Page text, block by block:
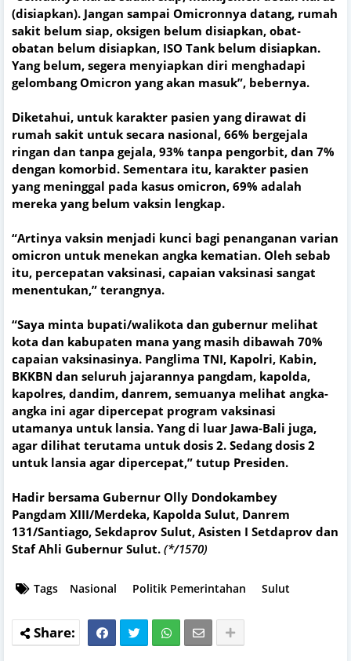
(disiapkan). Jangan sampai Omicronnya datang, rumah
sakit belum siap, oksigen belum disiapkan, obat-
obatan belum disiapkan, ISO Tank belum disiapkan.
Yang belum, segera menyiapkan diri menghadapi
gelombang Omicron yang akan masuk”, bebernya.
Diketahui, untuk karakter pasien yang dirawat di
rumah sakit untuk secara nasional, 66% bergejala
ringan dan tanpa gejala, 93% tanpa pengorbit, dan 7%
dengan komorbid. Sementara itu, karakter pasien
yang meninggal pada kasus omicron, 69% adalah
mereka yang belum vaksin lengkap.
“Artinya vaksin menjadi kunci bagi penanganan varian
omicron untuk menekan angka kematian. Oleh sebab
itu, percepatan vaksinasi, capaian vaksinasi sangat
menentukan,” terangnya.
“Saya minta bupati/walikota dan gubernur melihat
kota dan kabupaten mana yang masih dibawah 70%
capaian vaksinasinya. Panglima TNI, Kapolri, Kabin,
BKKBN dan seluruh jajarannya pangdam, kapolda,
kapolres, dandim, danrem, semuanya melihat angka-
angka ini agar dipercepat program vaksinasi
utamanya untuk lansia. Yang di luar Jawa-Bali juga,
agar dilihat terutama untuk dosis 2. Sedang dosis 2
untuk lansia agar dipercepat,” tutup Presiden.
Hadir bersama Gubernur Olly Dondokambey
Pangdam XIII/Merdeka, Kapolda Sulut, Danrem
131/Santiago, Sekdaprov Sulut, Asisten I Setdaprov dan
Staf Ahli Gubernur Sulut. (*/1570)
Tags Nasional Politik Pemerintahan Sulut